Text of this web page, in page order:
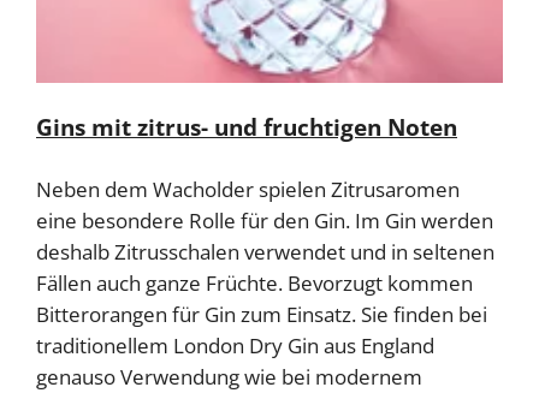
Gins mit zitrus- und fruchtigen Noten
Neben dem Wacholder spielen Zitrusaromen
eine besondere Rolle für den Gin. Im Gin werden
deshalb Zitrusschalen verwendet und in seltenen
Fällen auch ganze Früchte. Bevorzugt kommen
Bitterorangen für Gin zum Einsatz. Sie finden bei
traditionellem London Dry Gin aus England
genauso Verwendung wie bei modernem